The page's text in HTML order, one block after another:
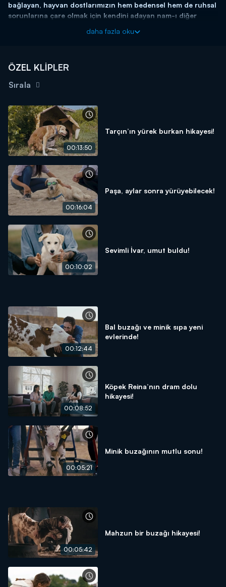
bağlayan, hayvan dostlarımızın hem bedensel hem de ruhsal
sorunlarına çare olmak için kendini adayan nam-ı diğer
daha fazla oku
ÖZEL KLİPLER
Sırala
00:13:50
Tarçın’ın yürek burkan hikayesi!
00:16:04
Paşa, aylar sonra yürüyebilecek!
00:10:02
Sevimli İvar, umut buldu!
00:12:44
Bal buzağı ve minik sıpa yeni
evlerinde!
00:08:52
Köpek Reina’nın dram dolu
hikayesi!
00:05:21
Minik buzağının mutlu sonu!
00:05:42
Mahzun bir buzağı hikayesi!